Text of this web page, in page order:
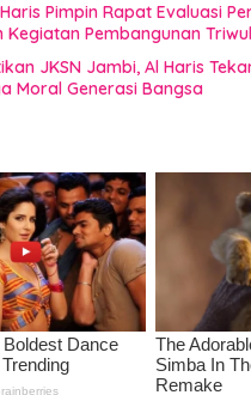
Pimpin Rapat Evaluasi
Kegiatan Pembangunan
JKSN Jambi, Al Haris
Moral Generasi Bangsa